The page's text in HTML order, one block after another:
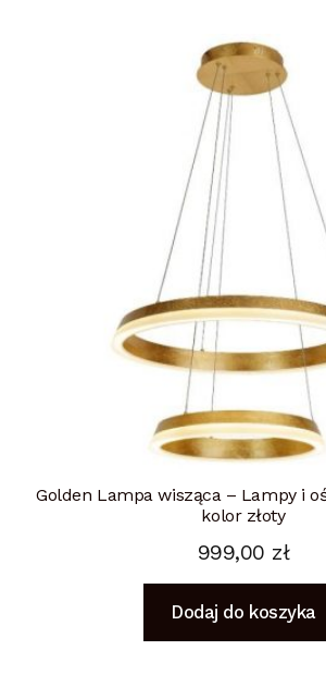
Golden Lampa wisząca – Lampy i
kolor złoty
999,00 zł
Dodaj do koszyka